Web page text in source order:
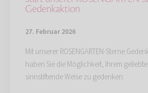
Gedenkaktion
27. Februar 2026
Mit unserer ROSENGARTEN-Sterne
haben Sie die Möglichkeit, Ihrem
sinnstiftende Weise zu gedenken.